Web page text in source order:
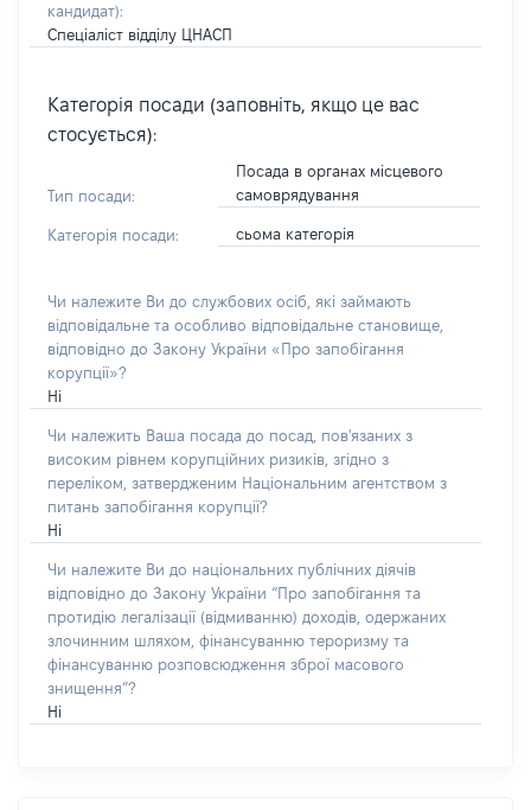
кандидат):
Спеціаліст відділу ЦНАСП
Категорія посади (заповніть, якщо це вас
стосується):
Тип посади:
Посада в органах місцевого
самоврядування
Категорія посади: сьома категорія
Чи належите Ви до службових осіб, які займають
відповідальне та особливо відповідальне становище,
відповідно до Закону України «Про запобігання
корупції»?
Ні
Чи належить Ваша посада до посад, пов'язаних з
високим рівнем корупційних ризиків, згідно з
переліком, затвердженим Національним агентством з
питань запобігання корупції?
Ні
Чи належите Ви до національних публічних діячів
відповідно до Закону України “Про запобігання та
протидію легалізації (відмиванню) доходів, одержаних
злочинним шляхом, фінансуванню тероризму та
фінансуванню розповсюдження зброї масового
знищення”?
Ні